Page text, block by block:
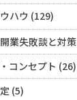
ハウ (129)
業失敗談と対策
コンセプト (26)
(5)